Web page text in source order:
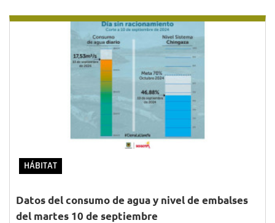
HÁBITAT
Datos del consumo de agua y nivel de embalses
del martes 10 de septiembre